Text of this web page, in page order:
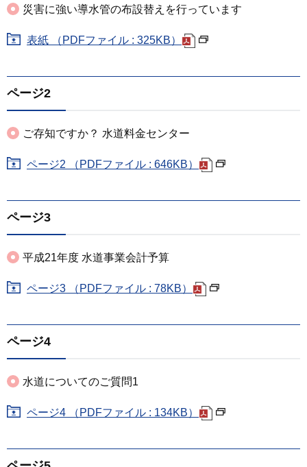
災害に強い導水管の布設替えを行っています
表紙 （PDFファイル : 325KB）
ページ2
ご存知ですか？ 水道料金センター
ページ2 （PDFファイル : 646KB）
ページ3
平成21年度 水道事業会計予算
ページ3 （PDFファイル : 78KB）
ページ4
水道についてのご質問1
ページ4 （PDFファイル : 134KB）